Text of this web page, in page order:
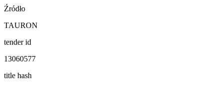
Źródło
TAURON
tender id
13060577
title hash